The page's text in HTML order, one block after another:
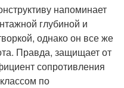
напоминает
глубиной и
однако он все же
Правда, защищает от
сопротивления
по